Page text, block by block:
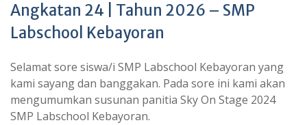
Angkatan 24 | Tahun 2026 – SMP
Labschool Kebayoran
Selamat sore siswa/i SMP Labschool Kebayoran yang
kami sayang dan banggakan. Pada sore ini kami akan
mengumumkan susunan panitia Sky On Stage 2024
SMP Labschool Kebayoran.